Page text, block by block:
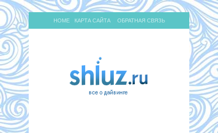
HOME КАРТА САЙТА ОБРАТНАЯ СВЯЗЬ